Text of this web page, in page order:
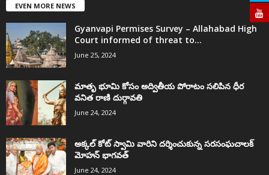
EVEN MORE NEWS
Gyanvapi Permises Survey – Allahabad High
Court informed of threat to...
June 25, 2024
మాతృ భూమి కోసం అద్వితీయ పోరాటం సలిపిన ధీర
వనిత రాణి దుర్గావతి
June 24, 2024
అక్కల్‌ కోట్‌ స్వామి వారిని దర్శించుకున్న సరసంఘచాలక్
మోహన్ భాగవత్
June 24, 2024